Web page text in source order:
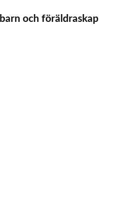
och föräldraskap